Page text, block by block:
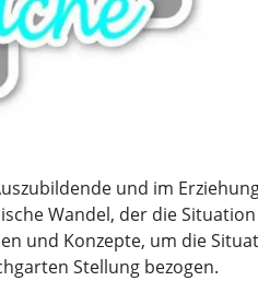
und im
Wandel, der die
und Konzepte, um die
Stellung bezogen.